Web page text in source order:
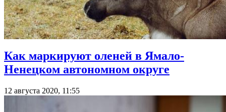
Как маркируют оленей в Ямало-
Ненецком автономном округе
12 августа 2020, 11:55